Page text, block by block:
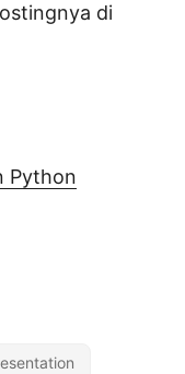
di
Python